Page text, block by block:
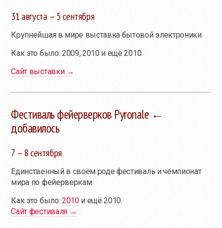
31 августа — 5 сентября
Крупнейшая в мире выставка бытовой электроники.
Как это было: 2009, 2010 и ещё 2010.
Сайт выставки →
Фестиваль фейерверков Pyronale ←
добавилось
7 — 8 сентября
Единственный в своём роде фестиваль и чемпионат
мира по фейерверкам.
Как это было: 2010и ещё 2010.
Сайт фестиваля →